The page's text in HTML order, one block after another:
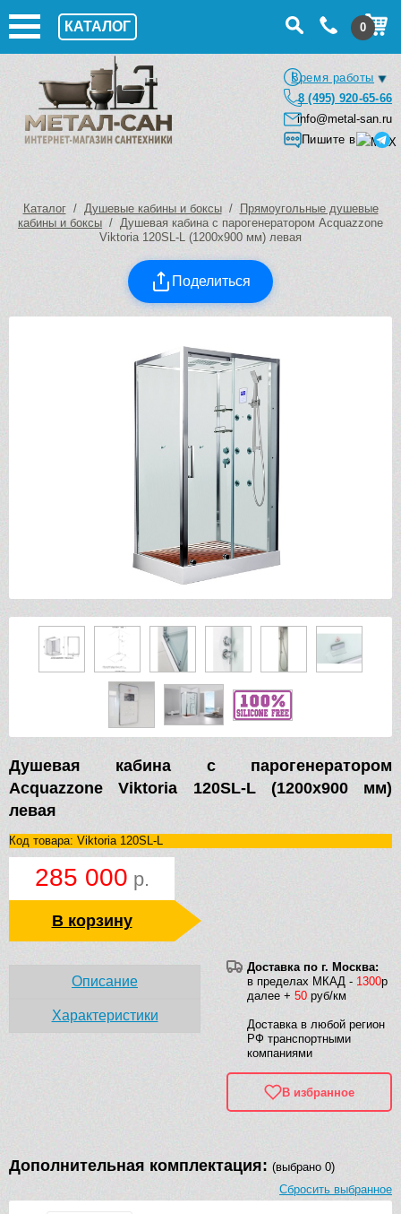
КАТАЛОГ 0
Время работы
8 (495) 920-65-66
info@metal-san.ru
Пишите в
Каталог/ Душевые кабины и боксы/
Прямоугольные душевые
кабины и боксы / Душевая кабина с парогенератором Acquazzone
Viktoria 120SL-L (1200х900 мм) левая
Поделиться
Душевая кабина с парогенератором
Acquazzone Viktoria 120SL-L (1200х900 мм)
левая
Код товара: Viktoria 120SL-L
285 000 р.
В корзину
Доставка по г. Москва:
в пределах МКАД - 1300р
далее + 50 руб/км
Доставка в любой регион
РФ транспортными
компаниями
В избранное
Описание
Характеристики
Дополнительная комплектация: (выбрано 0)
Сбросить выбранное